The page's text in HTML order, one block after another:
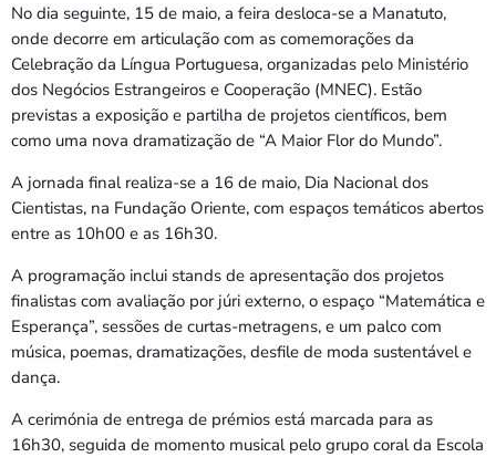
No dia seguinte, 15 de maio, a feira desloca-se a Manatuto,
onde decorre em articulação com as comemorações da
Celebração da Língua Portuguesa, organizadas pelo Ministério
dos Negócios Estrangeiros e Cooperação (MNEC). Estão
previstas a exposição e partilha de projetos científicos, bem
como uma nova dramatização de “A Maior Flor do Mundo”.
A jornada final realiza-se a 16 de maio, Dia Nacional dos
Cientistas, na Fundação Oriente, com espaços temáticos abertos
entre as 10h00 e as 16h30.
A programação inclui stands de apresentação dos projetos
finalistas com avaliação por júri externo, o espaço “Matemática e
Esperança”, sessões de curtas-metragens, e um palco com
música, poemas, dramatizações, desfile de moda sustentável e
dança.
A cerimónia de entrega de prémios está marcada para as
16h30, seguida de momento musical pelo grupo coral da Escola